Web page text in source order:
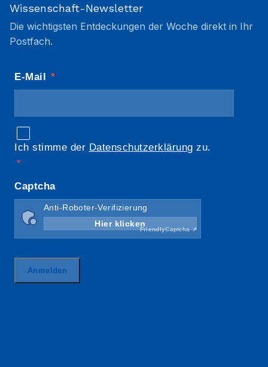
Wissenschaft-Newsletter
Die wichtigsten Entdeckungen der Woche direkt in Ihr
Postfach.